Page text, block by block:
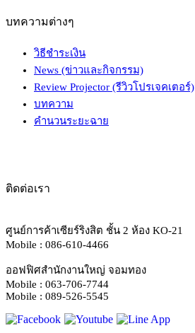
บทความต่างๆ
วิธีชำระเงิน
News (ข่าวและกิจกรรม)
Review Projector (รีวิวโปรเจคเตอร์)
บทความ
คำนวนระยะฉาย
ติดต่อเรา
ศูนย์การค้าเซียร์ริงสิต ชั้น 2 ห้อง KO-21
Mobile : 086-610-4466
ออฟฟิศสำนักงานใหญ่ จอมทอง
Mobile : 063-706-7744
Mobile : 089-526-5545